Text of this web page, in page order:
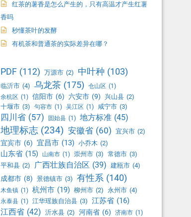
红茶的薯香是怎么产生的，只有高温才产生红薯
香吗
秒懂茶叶的发酵
有机茶和普通茶的实际差异在哪？
PDF (112) 万源市 (2) 中叶种 (103)
临沂市 (4) 乌龙茶 (175) 仓山区 (1)
余杭区 (1) 信阳市 (6) 六安市 (9) 兴山县 (2)
十堰市 (3) 句容市 (1) 吴江区 (1) 咸宁市 (3)
四川省 (57) 固始县 (1) 地方标准 (45)
地理标志 (234) 安徽省 (60) 宜兴市 (2)
宜宾市 (6) 宜昌市 (13) 小乔木 (2)
山东省 (15) 山南市 (1) 崇州市 (3) 常德市 (3)
平和县 (2) 广西壮族自治区 (39) 建瓯市 (4)
成都市 (8) 景德镇市 (3) 有性系 (140)
木鱼镇 (1) 杭州市 (19) 柳州市 (2) 永州市 (4)
永泰县 (1) 江华瑶族自治县 (3) 江苏省 (16)
江西省 (42) 沂水县 (2) 河南省 (6) 济南市 (1)